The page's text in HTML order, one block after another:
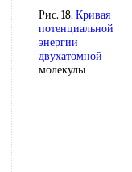
Рис. 18. Кривая
потенциальной
энергии
двухатомной
молекулы